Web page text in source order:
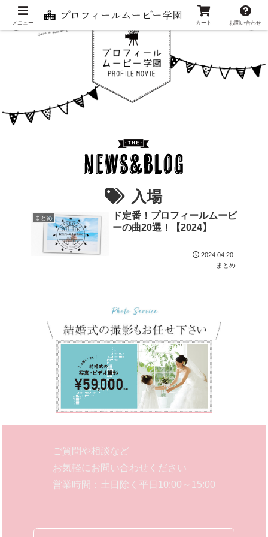
入場
まとめ
ド定番！プロフィールムービ
ーの曲20選！【2024】
2024.04.20
まとめ
ご質問や相談など
お気軽にお問い合わせください
営業時間：土日除く平日10:00～15:00
メニュー カート お問い合わせ